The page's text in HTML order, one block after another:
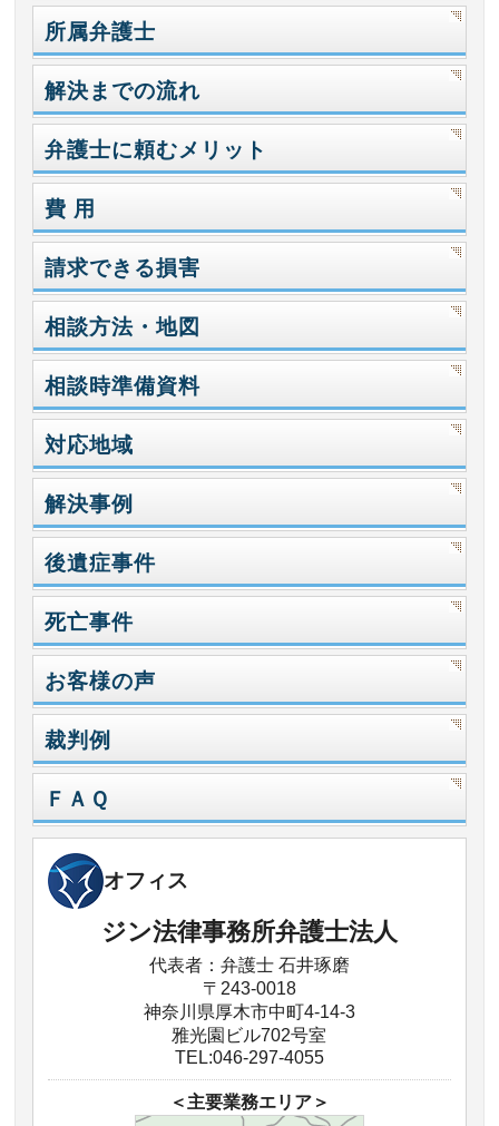
所属弁護士
解決までの流れ
弁護士に頼むメリット
費 用
請求できる損害
相談方法・地図
相談時準備資料
対応地域
解決事例
後遺症事件
死亡事件
お客様の声
裁判例
ＦＡＱ
オフィス
ジン法律事務所弁護士法人
代表者：弁護士 石井琢磨
〒243-0018
神奈川県厚木市中町4-14-3
雅光園ビル702号室
TEL:046-297-4055
＜主要業務エリア＞